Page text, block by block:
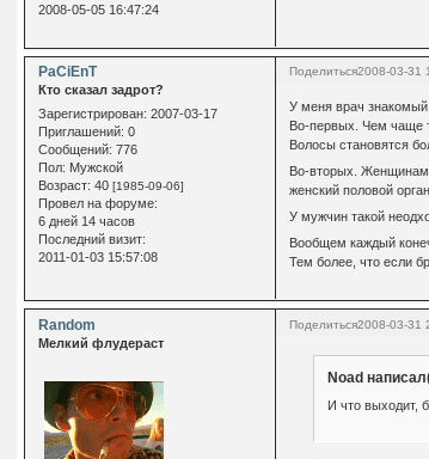
2008-05-05 16:47:24
Поделиться2008-03-31
PaCiEnT
Кто сказал задрот?
Зарегистрирован: 2007-03-17
Приглашений: 0
Сообщений: 776
Пол: Мужской
Возраст: 40[1985-09-06]
Провел на форуме:
6 дней 14 часов
Последний визит:
2011-01-03 15:57:08
У меня врач знакомый
Во-первых. Чем чаще
Волосы становятся
Во-вторых. Женщинам
женский половой
У мужчин такой
Вообщем каждый
Тем более, что если
Поделиться2008-03-31
Random
Мелкий флудераст
Noad
И что выходит,